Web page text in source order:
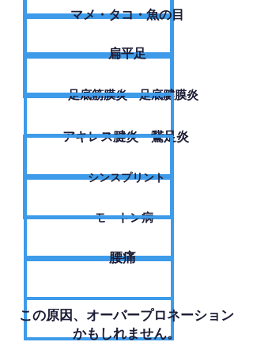
​マメ・タコ・魚の目
扁平足
足底筋膜炎・足底腱膜炎
アキレス腱炎・鵞足炎
シンスプリント
モートン病
腰痛
​この原因、オーバープロネーション
かもしれません。